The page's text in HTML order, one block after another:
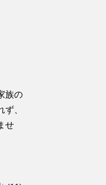
族の
、
せ